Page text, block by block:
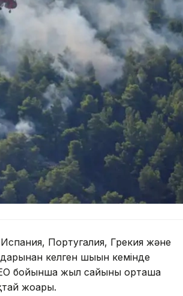
Португалия, Грекия және
келген шығын кемінде
бойынша жыл сайынғы орташа
жоғары.